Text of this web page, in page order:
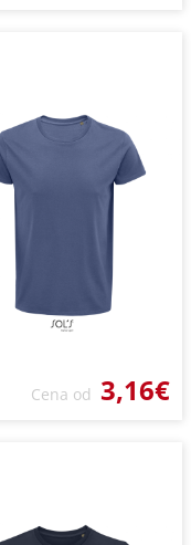
Cena od 3,16€